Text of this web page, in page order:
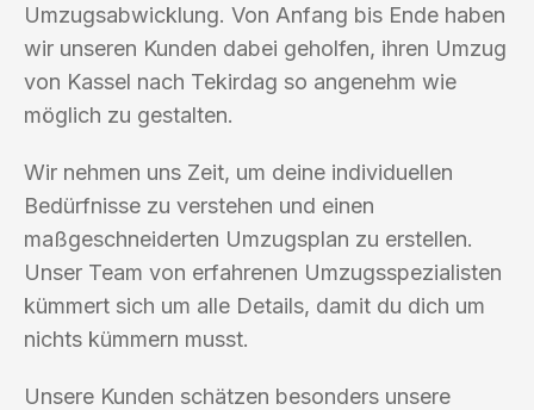
Umzugsabwicklung. Von Anfang bis Ende haben
wir unseren Kunden dabei geholfen, ihren Umzug
von Kassel nach Tekirdag so angenehm wie
möglich zu gestalten.
Wir nehmen uns Zeit, um deine individuellen
Bedürfnisse zu verstehen und einen
maßgeschneiderten Umzugsplan zu erstellen.
Unser Team von erfahrenen Umzugsspezialisten
kümmert sich um alle Details, damit du dich um
nichts kümmern musst.
Unsere Kunden schätzen besonders unsere